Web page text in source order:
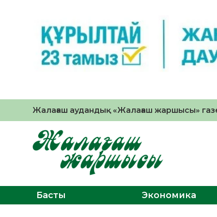
Жалағаш аудандық «Жалағаш жаршысы»
Басты Экономика